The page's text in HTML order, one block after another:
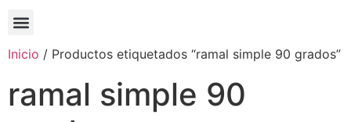
Inicio / Productos etiquetados “ramal simple 90 grados”
ramal simple 90